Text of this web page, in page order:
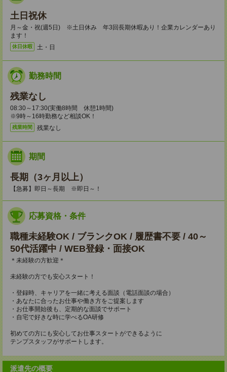
土日祝休
月～金・祝(週5日) ※土日休み 年3回長期休暇あり！企業カレンダーあり
ます！
休日休暇 土・日
勤務時間
残業なし
08:30～17:30(実働8時間 休憩1時間)
※9時～16時勤務など相談OK！
残業時間 残業なし
期間
長期（3ヶ月以上）
【急募】即日～長期 ※即日～！
応募資格・条件
職種未経験OK / ブランクOK / 履歴書不要 / 40～
50代活躍中 / WEB登録・面接OK
＊未経験の方歓迎＊
未経験の方でも安心スタート！
・登録時、キャリアを一緒に考える面談（電話面談の場合）
・あなたに合ったお仕事や働き方をご提案します
・お仕事開始後も、定期的な面談でサポート
・自宅で好きな時に学べるOA研修
初めての方にも安心してお仕事スタートができるように
テンプスタッフがサポートします。
派遣先の概要